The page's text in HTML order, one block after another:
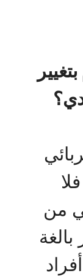
من